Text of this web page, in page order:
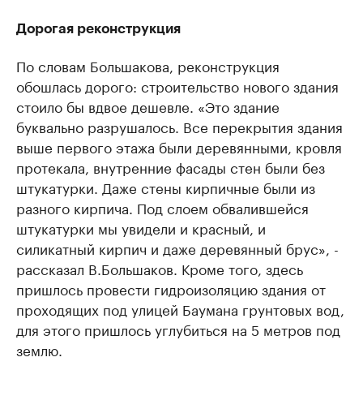
Дорогая реконструкция
По словам Большакова, реконструкция
обошлась дорого: строительство нового здания
стоило бы вдвое дешевле. «Это здание
буквально разрушалось. Все перекрытия здания
выше первого этажа были деревянными, кровля
протекала, внутренние фасады стен были без
штукатурки. Даже стены кирпичные были из
разного кирпича. Под слоем обвалившейся
штукатурки мы увидели и красный, и
силикатный кирпич и даже деревянный брус», -
рассказал В.Большаков. Кроме того, здесь
пришлось провести гидроизоляцию здания от
проходящих под улицей Баумана грунтовых вод,
для этого пришлось углубиться на 5 метров под
землю.